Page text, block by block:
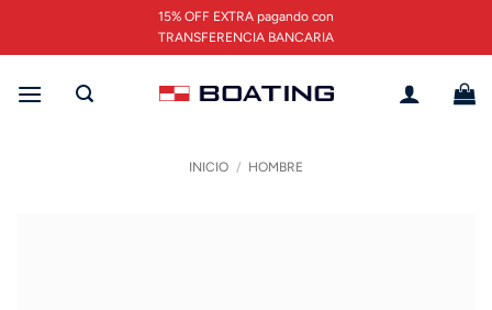
15% OFF EXTRA pagando con
TRANSFERENCIA BANCARIA
INICIO / HOMBRE